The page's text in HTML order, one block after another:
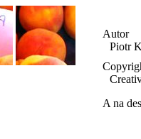
Autor
Piotr
A na